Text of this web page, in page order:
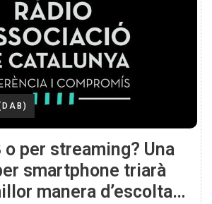
o per streaming? Una
smartphone triarà
manera d’escoltar-